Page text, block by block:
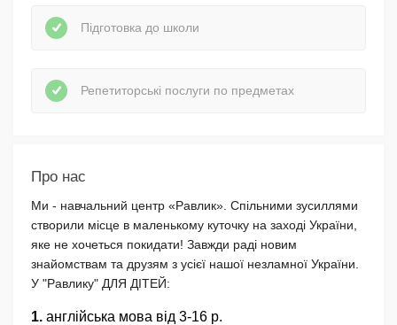
Підготовка до школи
Репетиторські послуги по предметах
Про нас
Ми - навчальний центр «Равлик». Спільними зусиллями
створили місце в маленькому куточку на заході України,
яке не хочеться покидати! Завжди раді новим
знайомствам та друзям з усієї нашої незламної України.
У "Равлику" ДЛЯ ДІТЕЙ:
англійська мова від 3-16 р.